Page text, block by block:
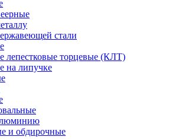
стали
лепестковые торцевые (КЛТ)
на липучке
и обдирочные